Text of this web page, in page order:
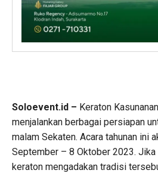
Soloevent.id – Keraton
menjalankan berbagai persiapan
malam Sekaten. Acara tahunan ini
September – 8 Oktober 2023.
keraton mengadakan tradisi